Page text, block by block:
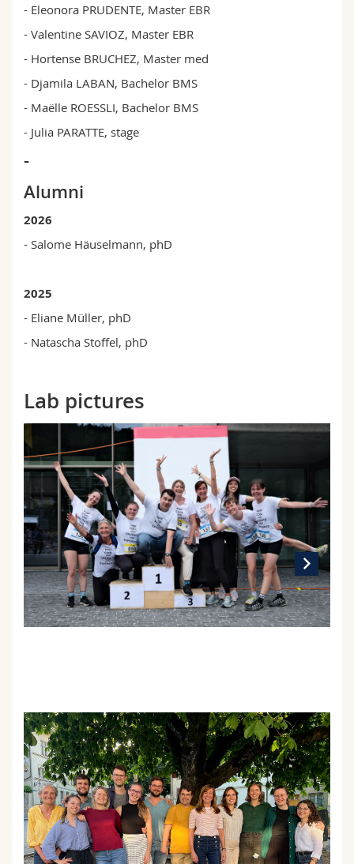
- Eleonora PRUDENTE, Master EBR
- Valentine SAVIOZ, Master EBR
- Hortense BRUCHEZ, Master med
- Djamila LABAN, Bachelor BMS
- Maëlle ROESSLI, Bachelor BMS
- Julia PARATTE, stage
-
Alumni
2026
- Salome Häuselmann, phD
2025
- Eliane Müller, phD
- Natascha Stoffel, phD
Lab pictures